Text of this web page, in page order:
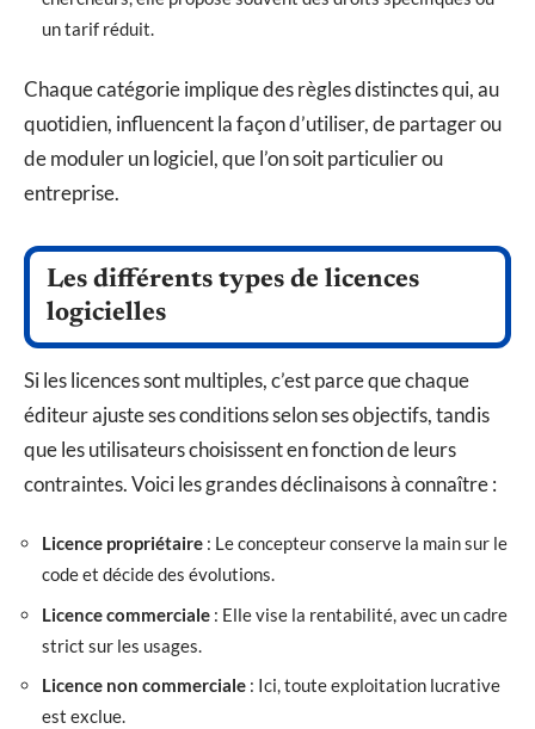
un tarif réduit.
Chaque catégorie implique des règles distinctes qui, au
quotidien, influencent la façon d’utiliser, de partager ou
de moduler un logiciel, que l’on soit particulier ou
entreprise.
Les différents types de licences
logicielles
Si les licences sont multiples, c’est parce que chaque
éditeur ajuste ses conditions selon ses objectifs, tandis
que les utilisateurs choisissent en fonction de leurs
contraintes. Voici les grandes déclinaisons à connaître :
Licence propriétaire : Le concepteur conserve la main sur le
code et décide des évolutions.
Licence commerciale : Elle vise la rentabilité, avec un cadre
strict sur les usages.
Licence non commerciale : Ici, toute exploitation lucrative
est exclue.